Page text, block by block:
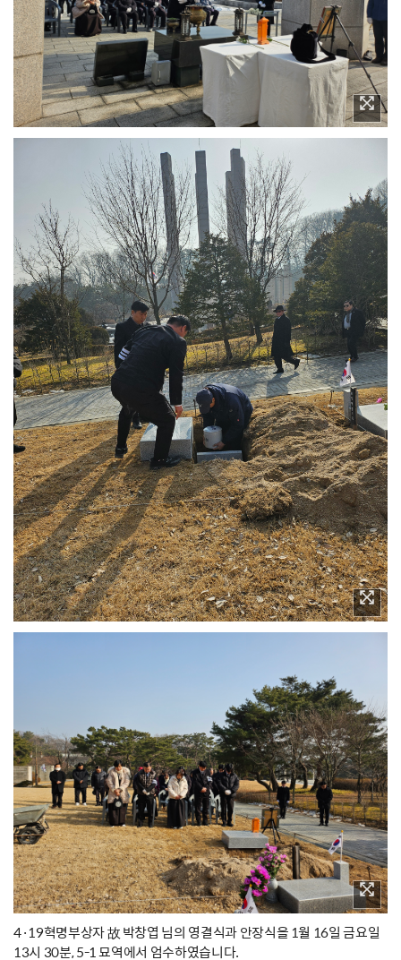
4·19혁명부상자 故 박창엽 님의 영결식과 안장식을 1월 16일 금요일
13시 30분, 5-1 묘역에서 엄수하였습니다.